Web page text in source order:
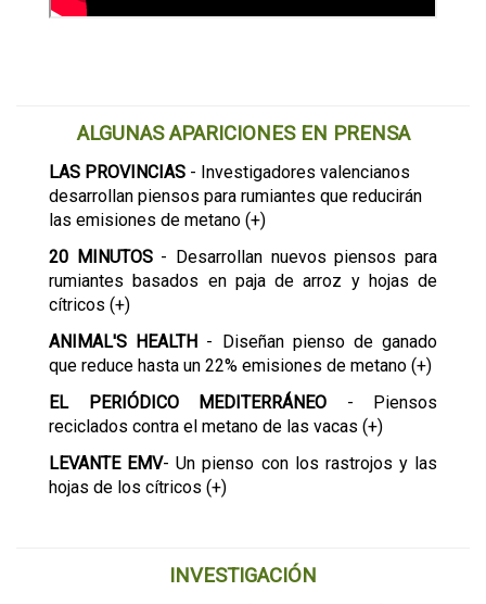
ALGUNAS APARICIONES EN PRENSA
LAS PROVINCIAS - Investigadores valencianos
desarrollan piensos para rumiantes que reducirán
las emisiones de metano (+)
20 MINUTOS- Desarrollan nuevos piensos para
rumiantes basados en paja de arroz y hojas de
cítricos (+)
ANIMAL'S HEALTH - Diseñan pienso de ganado
que reduce hasta un 22% emisiones de metano (+)
EL PERIÓDICO MEDITERRÁNEO - Piensos
reciclados contra el metano de las vacas (+)
LEVANTE EMV- Un pienso con los rastrojos y las
hojas de los cítricos (+)
INVESTIGACIÓN